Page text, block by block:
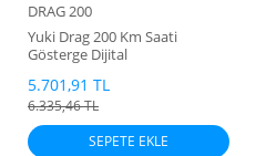
DRAG 200
Yuki Drag 200 Km Saati
Gösterge Dijital
5.701,91 TL
6.335,46 TL
SEPETE EKLE